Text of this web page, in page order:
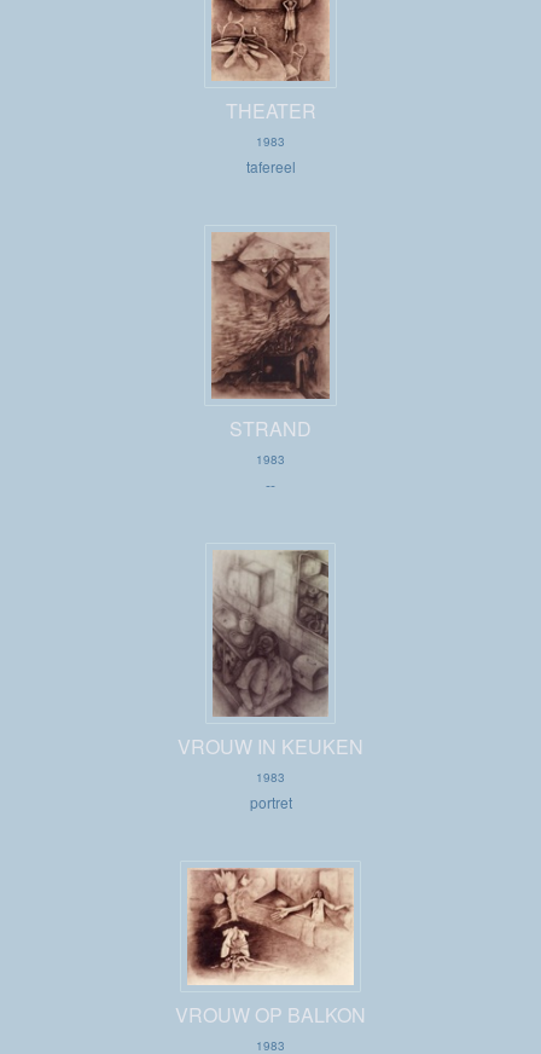
THEATER
1983
tafereel
STRAND
1983
--
VROUW IN KEUKEN
1983
portret
VROUW OP BALKON
1983